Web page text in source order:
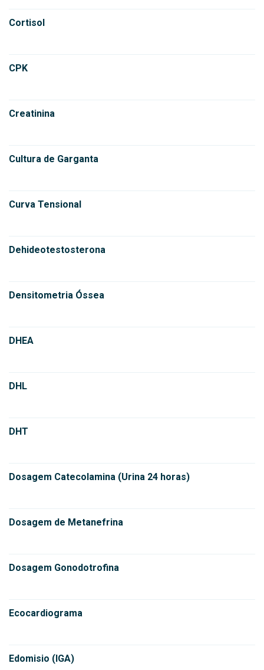
Cortisol
CPK
Creatinina
Cultura de Garganta
Curva Tensional
Dehideotestosterona
Densitometria Óssea
DHEA
DHL
DHT
Dosagem Catecolamina (Urina 24 horas)
Dosagem de Metanefrina
Dosagem Gonodotrofina
Ecocardiograma
Edomisio (IGA)